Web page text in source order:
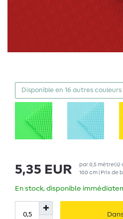
Disponible en 16 autres couleurs
5,35 EUR par0,5 mètre(s)
100 cm | Prix de
En stock, disponible